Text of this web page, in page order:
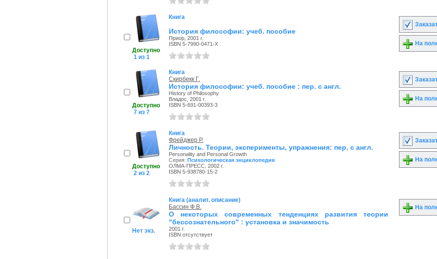
Доступно
1 из 1
Книга
История философии: учеб. пособие
Приор, 2001 г.
ISBN 5-7990-0471-X
На
Доступно
7 из 7
Книга
Скирбекк Г.
История философии: учеб. пособие : пер. с англ.
History of Philosophy
Владос, 2001 г.
ISBN 5-691-00393-3
На
Доступно
2 из 2
Книга
Фрейджер Р.
Личность. Теории, эксперименты, упражнения: пер. с англ.
Personality and Personal Growth
Серия: Психологическая энциклопедия
ОЛМА-ПРЕСС, 2002 г.
ISBN 5-938780-15-2
На
Нет экз.
Книга (аналит. описание)
Бассин Ф.В.
О некоторых современных тенденциях развития теории
"бессознательного" : установка и значимость
2001 г.
ISBN отсутствует
На